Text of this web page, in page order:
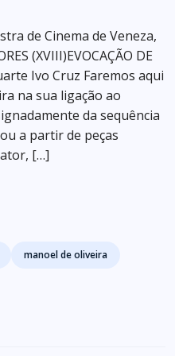
de Cinema de Veneza,
(XVIII)EVOCAÇÃO DE
Ivo Cruz Faremos aqui
na sua ligação ao
da sequência
a partir de peças
[…]
manoel de oliveira